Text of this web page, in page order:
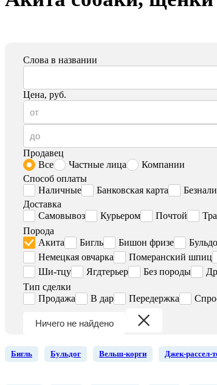
Слова в названии
Цена, руб.
Продавец
Все
Частные лица
Компании
Способ оплаты
Наличные
Банковская карта
Доставка
Самовывоз
Курьером Почтой
Порода
Акита
Бигль Бишон фризе
Немецкая овчарка
Померанский шпиц
Ши-тцу
Ягдтерьер Без породы
Тип сделки
Продажа
В дар Передержка
Ничего не найдено
Бигль Бульдог Вельш-корги Джек-рассел-